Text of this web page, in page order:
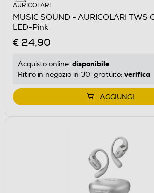
AURICOLARI
MUSIC SOUND - AURICOLARI TWS
LED-Pink
€ 24,90
Acquisto online: disponibile
Ritiro in negozio in 30' gratuito: verifica
AGGIUNGI